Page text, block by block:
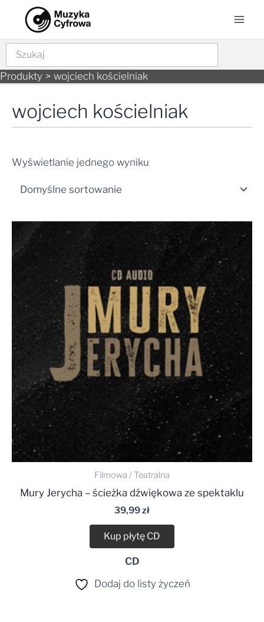
content
Szukaj
Produkty wojciech kościelniak
wojciech kościelniak
Wyświetlanie jednego wyniku
Filmowa / Teatralna
Mury Jerycha – ścieżka dźwiękowa ze spektaklu
39,99zł
Kup płytę CD
CD
Dodaj do listy życzeń